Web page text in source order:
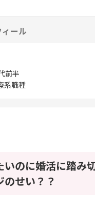
ール
前半
系職種
いのに婚活に踏み
のせい？？